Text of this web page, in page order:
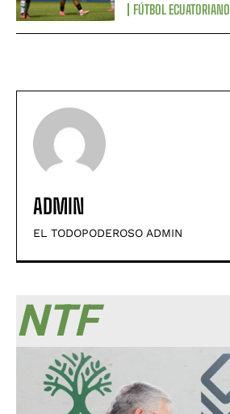
FÚTBOL ECUATORIANO
ADMIN
EL TODOPODEROSO ADMIN
NTF